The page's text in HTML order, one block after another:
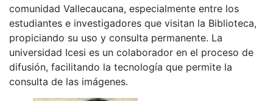
comunidad Vallecaucana, especialmente entre los
estudiantes e investigadores que visitan la Biblioteca,
propiciando su uso y consulta permanente. La
universidad Icesi es un colaborador en el proceso de
difusión, facilitando la tecnología que permite la
consulta de las imágenes.